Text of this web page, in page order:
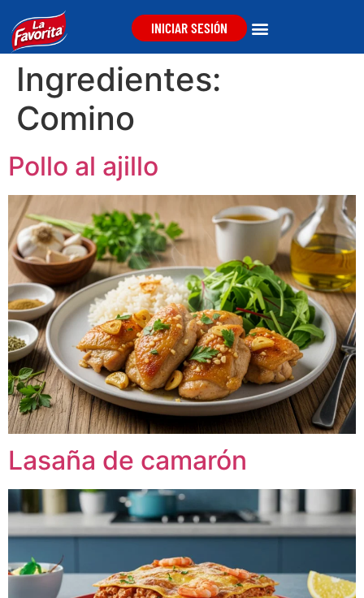
INICIAR SESIÓN
Ingredientes:
Comino
Pollo al ajillo
Lasaña de camarón